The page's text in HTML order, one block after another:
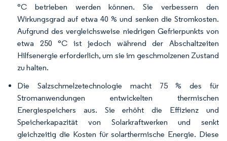
°C betrieben werden können. Sie verbessern den
Wirkungsgrad auf etwa 40 % und senken die Stromkosten.
Aufgrund des vergleichsweise niedrigen Gefrierpunkts von
etwa 250 °C ist jedoch während der Abschaltzeiten
Hilfsenergie erforderlich, um sie im geschmolzenen Zustand
zu halten.
Die Salzschmelzetechnologie macht 75 % des für
Stromanwendungen entwickelten thermischen
Energiespeichers aus. Sie erhöht die Effizienz und
Speicherkapazität von Solarkraftwerken und senkt
gleichzeitig die Kosten für solarthermische Energie. Diese